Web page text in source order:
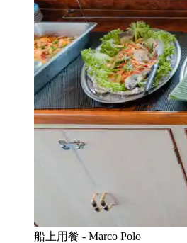
船上用餐 - Marco Polo